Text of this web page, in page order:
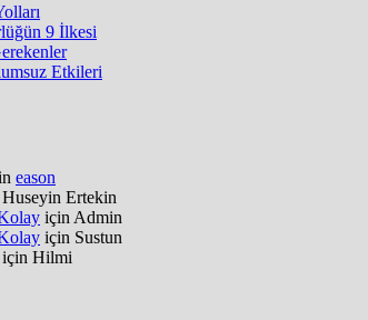
9 İlkesi
Etkileri
eason
Huseyin Ertekin
için Admin
için Sustun
Hilmi